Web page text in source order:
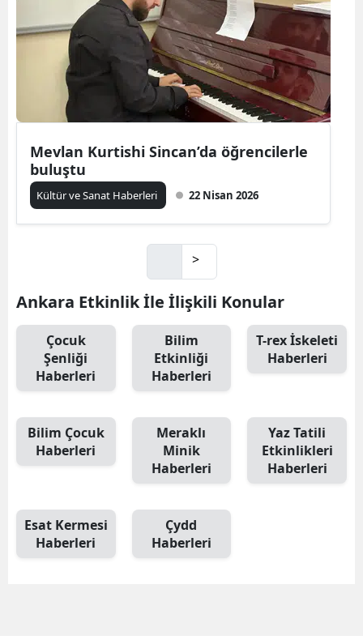
Mevlan Kurtishi Sincan’da öğrencilerle
buluştu
Kültür ve Sanat Haberleri 22 Nisan 2026
>
Ankara Etkinlik İle İlişkili Konular
Çocuk
Şenliği
Haberleri
Bilim
Etkinliği
Haberleri
T-rex İskeleti
Haberleri
Bilim Çocuk
Haberleri
Meraklı
Minik
Haberleri
Yaz Tatili
Etkinlikleri
Haberleri
Esat Kermesi
Haberleri
Çydd
Haberleri